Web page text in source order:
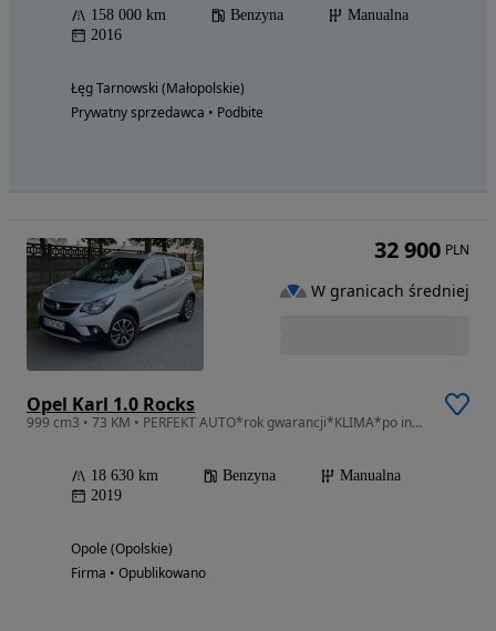
158 000 km Benzyna
Manualna
2016
Łęg Tarnowski (Małopolskie)
Prywatny sprzedawca • Podbite
Opel Karl 1.0 Rocks
999 cm3 • 73 KM • PERFEKT AUTO*rok gwarancji*KLIMA*po inspecji
18 630 km Benzyna
Manualna
2019
Opole (Opolskie)
Firma • Opublikowano
32 900 PLN
W granicach średniej